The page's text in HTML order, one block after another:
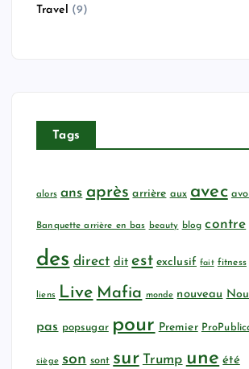
Travel (9)
Tags
alors ans après arrière aux avec
Banquette arrière en bas beauty blog contre
des direct dit est exclusif fait fitness
liens Live Mafia monde nouveau
pas popsugar pour Premier
siège son sont sur Trump une été